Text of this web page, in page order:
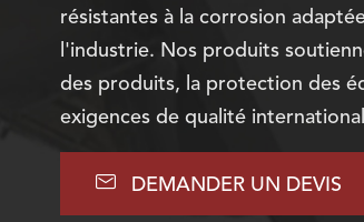
résistantes à la corrosion
l'industrie. Nos produits
des produits, la protection des
exigences de qualité
 DEMANDER UN DEVIS